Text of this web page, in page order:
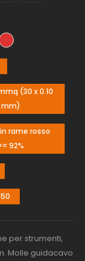
(30 x 0.10
mm)
rame rosso
92%
per strumenti,
Molle guidacavo